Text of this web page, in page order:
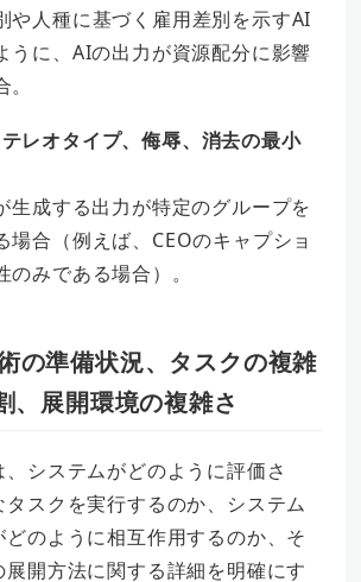
や人種に基づく雇用差別を示すAI
うに、AIの出力が資源配分に影響
レオタイプ、侮辱、消去の最小
生成する出力が特定のグループを
場合（例えば、CEOのキャプショ
のみである場合）。
の準備状況、タスクの複雑
、展開環境の複雑さ
、システムがどのように評価さ
スクを実行するのか、システム
どのように相互作用するのか、そ
展開方法に関する詳細を明確にす